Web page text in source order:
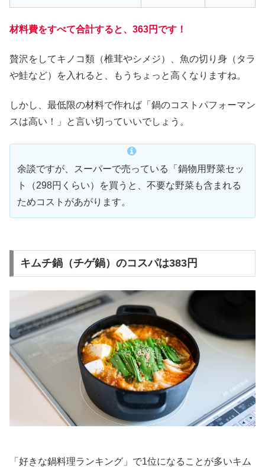
材料費をすべて合計すると、363円です！
贅沢をしてキノコ類（椎茸やシメジ）、魚の切り身（タラ
や鮭など）を入れると、もうちょっと高くなりますね。
しかし、最低限の材料で作れば「鍋のコストパフォーマン
スは高い！」と言い切っていいでしょう。
余談ですが、スーパーで売っている「鍋物用野菜セッ
ト（298円くらい）を買うと、不要な野菜も含まれる
ためコストがあがります。
キムチ鍋（チゲ鍋）のコスパは383円
「好きな鍋料理ランキング」で1位になることが多いキム